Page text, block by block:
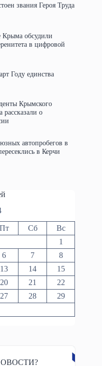
звания Героя Труда
Крыма обсудили
в цифровой
Году единства
Крымского
рассказали о
автопробегов в
в Керчи
Пт Сб
Вс
1
6 7
8
13 14
15
20 21
22
27 28
29